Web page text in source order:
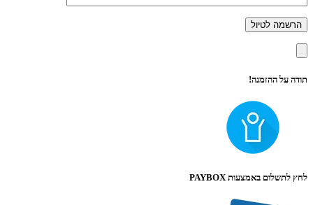
תודה על ההזמנה!
לחץ לתשלום באמצעות PAYBOX